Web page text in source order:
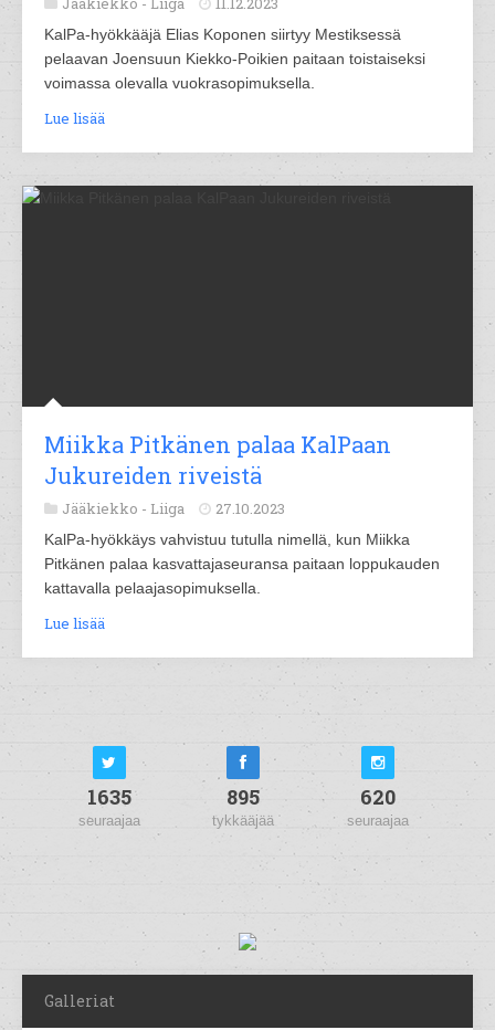
KalPa-hyökkääjä Elias Koponen siirtyy Mestiksessä
pelaavan Joensuun Kiekko-Poikien paitaan toistaiseksi
voimassa olevalla vuokrasopimuksella.
Lue lisää
Miikka Pitkänen palaa KalPaan
Jukureiden riveistä
Jääkiekko - Liiga 27.10.2023
KalPa-hyökkäys vahvistuu tutulla nimellä, kun Miikka
Pitkänen palaa kasvattajaseuransa paitaan loppukauden
kattavalla pelaajasopimuksella.
Lue lisää
1635
seuraajaa
895
tykkääjää
620
seuraajaa
Galleriat